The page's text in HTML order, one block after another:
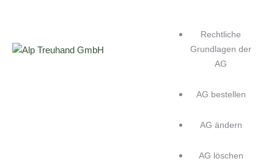
Rechtliche
Grundlagen der
AG
AG bestellen
AG ändern
AG löschen